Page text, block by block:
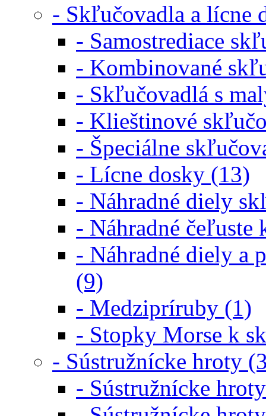
- Skľučovadla a lícne
- Samostrediace
- Kombinované
- Skľučovadlá s
- Klieštinové
- Špeciálne
- Lícne dosky (13)
- Náhradné diely
- Náhradné
- Náhradné diely a
(9)
- Medzipríruby (1)
- Stopky Morse k
- Sústružnícke hroty
- Sústružnícke